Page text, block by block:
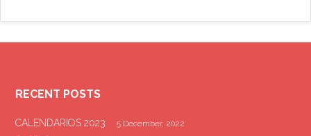
RECENT POSTS
CALENDARIOS 2023 5 December, 2022